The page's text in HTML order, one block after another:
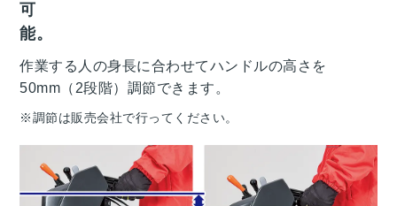
可
能。
作業する人の身長に合わせてハンドルの高さを
50mm（2段階）調節できます。
※調節は販売会社で行ってください。